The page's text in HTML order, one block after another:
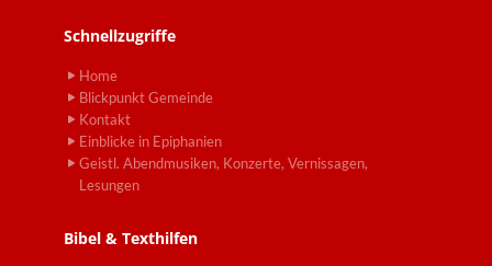
Schnellzugriffe
Home
Blickpunkt Gemeinde
Kontakt
Einblicke in Epiphanien
Geistl. Abendmusiken, Konzerte, Vernissagen,
Lesungen
Bibel & Texthilfen